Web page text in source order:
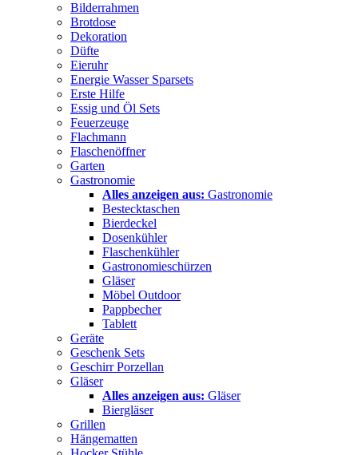
Bilderrahmen
Brotdose
Dekoration
Düfte
Eieruhr
Energie Wasser Sparsets
Erste Hilfe
Essig und Öl Sets
Feuerzeuge
Flachmann
Flaschenöffner
Garten
Gastronomie
Alles anzeigen aus: Gastronomie
Bestecktaschen
Bierdeckel
Dosenkühler
Flaschenkühler
Gastronomieschürzen
Gläser
Möbel Outdoor
Pappbecher
Tablett
Geräte
Geschenk Sets
Geschirr Porzellan
Gläser
Alles anzeigen aus: Gläser
Biergläser
Grillen
Hängematten